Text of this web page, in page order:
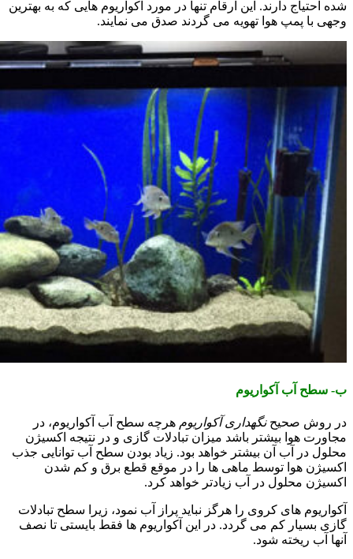
شده احتیاج دارند. این ارقام تنها در مورد آکواریوم هایی که به بهترین
وجهی با پمپ هوا تهویه می گردند صدق می نمایند.
ب- سطح آب آکواریوم
در روش صحیح نگهداری آکواریوم هرچه سطح آب آکواریوم، در
مجاورت هوا بیشتر باشد میزان تبادلات گازی و در نتیجه اکسیژن
محلول در آب آن بیشتر خواهد بود. زیاد بودن سطح آب توانایی جذب
اکسیژن هوا توسط ماهی ها را در موقع قطع برق و کم شدن
اکسیژن محلول در آب زیادتر خواهد کرد.
آکواریوم های کروی را هرگز نباید پراز آب نمود، زیرا سطح تبادلات
گازی بسیار کم می گردد. در این آکواریوم ها فقط بایستی تا نصف
آنها آب ریخته شود.